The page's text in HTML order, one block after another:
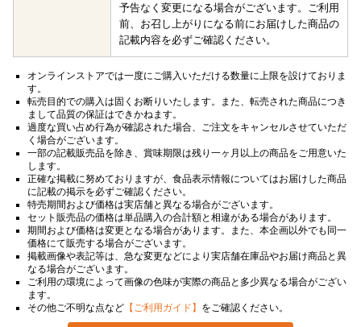
予告なく変更になる場合がございます。ご利用
前、お召し上がりになる前にお届けした商品の
記載内容を必ずご確認ください。
オンラインストアでは一度にご購入いただける数量に上限を設けておりま
す。
転売目的での購入は固くお断りいたします。また、転売された商品につき
まして品質の保証はできかねます。
過度な買い占め行為が確認された場合、ご注文をキャンセルさせていただ
く場合がございます。
一部の記載販売品を除き、賞味期限は残り一ヶ月以上の商品をご用意いた
します。
正確な掲載に努めておりますが、食品表示情報についてはお届けした商品
に記載の掲示を必ずご確認ください。
特売期間および価格は実店舗と異なる場合がございます。
セット販売品の価格は単品購入の合計額と相違がある場合があります。
期間および価格は変更となる場合があります。また、本企画以外でも同一
価格にて販売する場合がございます。
掲載画像や表記等は、急な変更などにより実店舗在庫品やお届け商品と異
なる場合がございます。
ご利用の環境によって画像の色味が実際の商品と多少異なる場合がござい
ます。
その他ご不明な点など 【ご利用ガイド】 をご確認ください。